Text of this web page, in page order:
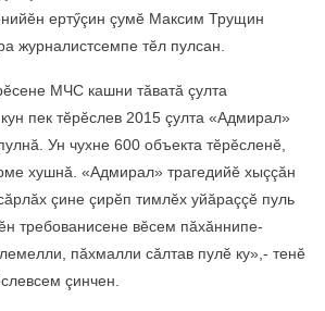
ертӳçин çумӗ Максим Трущин
журналистсемпе тӗл пулсан.
МЧС кашни тăватă çулта
пек тӗрӗслев 2015 çулта «Адмирал»
Ун чухне 600 объекта тӗрӗсленӗ,
хушнă. «Адмирал» трагедийӗ хыççăн
çине çирӗп тимлӗх уйăраççӗ пуль
требованисене вӗсем пăхăннипе-
пăхмалли сăлтав пулӗ ку»,- тенӗ
çинчен.